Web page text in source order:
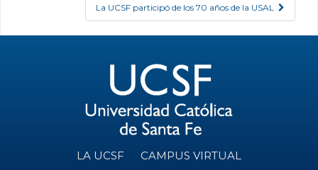
La UCSF participó de los 70 años de la USAL
LA UCSF CAMPUS VIRTUAL